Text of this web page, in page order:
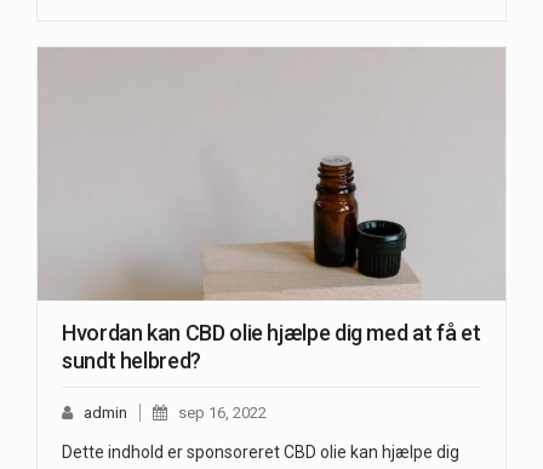
Hvordan kan CBD olie hjælpe dig med at få et
sundt helbred?
admin sep 16, 2022
Dette indhold er sponsoreret CBD olie kan hjælpe dig